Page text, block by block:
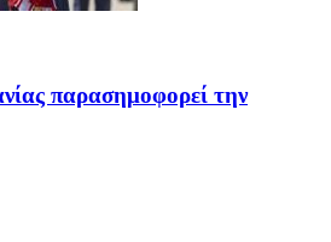
παρασημοφορεί την